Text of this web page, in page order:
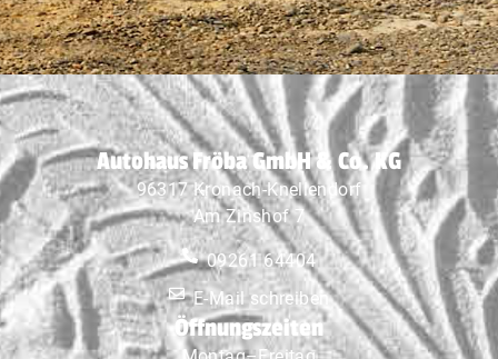
Autohaus Fröba GmbH & Co. KG
96317 Kronach-Knellendorf
Am Zinshof 7
09261 64404
E-Mail schreiben
Öffnungszeiten